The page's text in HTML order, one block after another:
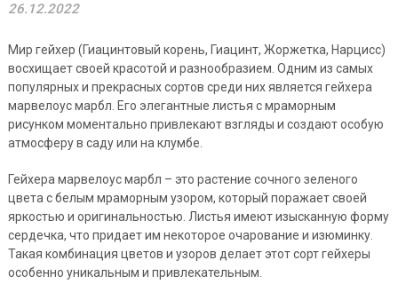
26.12.2022
Мир гейхер (Гиацинтовый корень, Гиацинт, Жоржетка, Нарцисс)
восхищает своей красотой и разнообразием. Одним из самых
популярных и прекрасных сортов среди них является гейхера
марвелоус марбл. Его элегантные листья с мраморным
рисунком моментально привлекают взгляды и создают особую
атмосферу в саду или на клумбе.
Гейхера марвелоус марбл – это растение сочного зеленого
цвета с белым мраморным узором, который поражает своей
яркостью и оригинальностью. Листья имеют изысканную форму
сердечка, что придает им некоторое очарование и изюминку.
Такая комбинация цветов и узоров делает этот сорт гейхеры
особенно уникальным и привлекательным.